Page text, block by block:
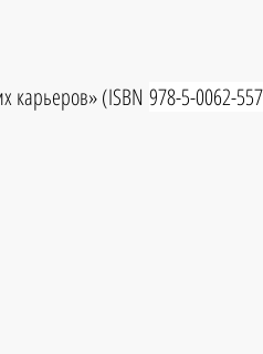
карьеров» (ISBN 978-5-0062-